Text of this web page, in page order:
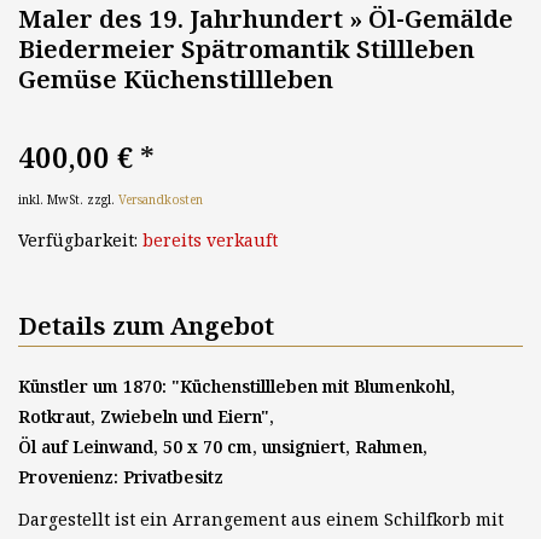
Maler des 19. Jahrhundert » Öl-Gemälde
Biedermeier Spätromantik Stillleben
Gemüse Küchenstillleben
400,00 € *
inkl. MwSt. zzgl. Versandkosten
Verfügbarkeit: bereits verkauft
Details zum Angebot
Künstler um 1870: "Küchenstillleben mit Blumenkohl,
Rotkraut, Zwiebeln und Eiern",
Öl auf Leinwand, 50 x 70 cm, unsigniert, Rahmen,
Provenienz: Privatbesitz
Dargestellt ist ein Arrangement aus einem Schilfkorb mit